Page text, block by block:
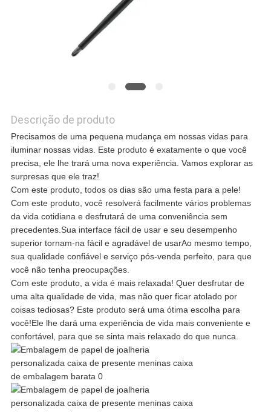
SOLICITE UM
MAPA
DO
SITE
POLÍTICA
DE
PRIVACIDADE
Descrição de produto
Precisamos de uma pequena mudança em nossas vidas para
iluminar nossas vidas. Este produto é exatamente o que você
precisa, ele lhe trará uma nova experiência. Vamos explorar as
surpresas que ele traz!
Com este produto, todos os dias são uma festa para a pele!
Com este produto, você resolverá facilmente vários problemas
da vida cotidiana e desfrutará de uma conveniência sem
precedentes.Sua interface fácil de usar e seu desempenho
superior tornam-na fácil e agradável de usarAo mesmo tempo,
sua qualidade confiável e serviço pós-venda perfeito, para que
você não tenha preocupações.
Com este produto, a vida é mais relaxada! Quer desfrutar de
uma alta qualidade de vida, mas não quer ficar atolado por
coisas tediosas? Este produto será uma ótima escolha para
você!Ele lhe dará uma experiência de vida mais conveniente e
confortável, para que se sinta mais relaxado do que nunca.